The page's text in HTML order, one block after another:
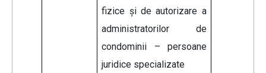
fizice și de autorizare a
administratorilor de
condominii – persoane
juridice specializate